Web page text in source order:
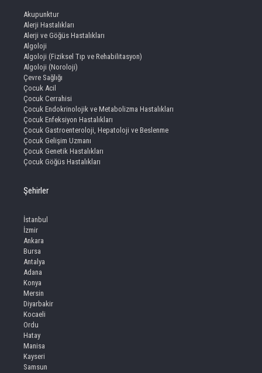
Akupunktur
Alerji Hastalıkları
Alerji ve Göğüs Hastalıkları
Algoloji
Algoloji (Fiziksel Tıp ve Rehabilitasyon)
Algoloji (Noroloji)
Çevre Sağlığı
Çocuk Acil
Çocuk Cerrahisi
Çocuk Endokrinolojik ve Metabolizma Hastalıkları
Çocuk Enfeksiyon Hastalıkları
Çocuk Gastroenteroloji, Hepatoloji ve Beslenme
Çocuk Gelişim Uzmanı
Çocuk Genetik Hastalıkları
Çocuk Göğüs Hastalıkları
Şehirler
İstanbul
İzmir
Ankara
Bursa
Antalya
Adana
Konya
Mersin
Diyarbakir
Kocaeli
Ordu
Hatay
Manisa
Kayseri
Samsun